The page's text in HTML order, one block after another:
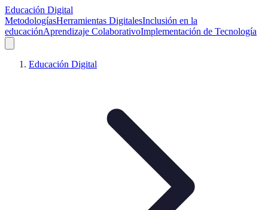
Educación Digital
MetodologíasHerramientas DigitalesInclusión en la
educaciónAprendizaje ColaborativoImplementación de Tecnología
Educación Digital